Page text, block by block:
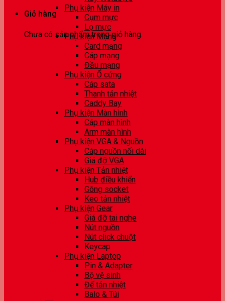
Giỏ hàng
Chưa có sản phẩm trong giỏ hàng.
Phụ kiện Máy in
Cụm mực
Lọ mực
Phụ kiện Mạng
Card mạng
Cáp mạng
Đầu mạng
Phụ kiện Ổ cứng
Cáp sata
Thanh tản nhiệt
Caddy Bay
Phụ kiện Màn hình
Cáp màn hình
Arm màn hình
Phụ kiện VGA & Nguồn
Cáp nguồn nối dài
Giá đỡ VGA
Phụ kiện Tản nhiệt
Hub điều khiển
Gông socket
Keo tản nhiệt
Phụ kiện Gear
Giá đỡ tai nghe
Nút nguồn
Nút click chuột
Keycap
Phụ kiện Laptop
Pin & Adapter
Bộ vệ sinh
Đế tản nhiệt
Balo & Túi